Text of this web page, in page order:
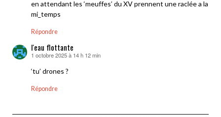
en attendant les ‘meuffes’ du XV prennent une raclée a la
mi_temps
Répondre
l'eau flottante
dit :
1 octobre 2025 à 14 h 12 min
‘tu’ drones ?
Répondre